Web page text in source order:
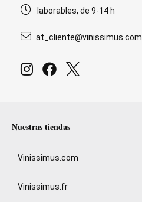
laborables, de 9-14 h
at_cliente@vinissimus.com
Nuestras tiendas
Vinissimus.com
Vinissimus.fr